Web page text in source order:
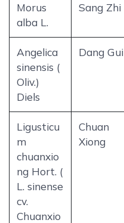
Morus
alba L.
Sang Zhi
Angelica
sinensis (
Oliv.)
Diels
Dang Gui
Ligusticu
m
chuanxio
ng Hort. (
L. sinense
cv.
Chuanxio
Chuan
Xiong